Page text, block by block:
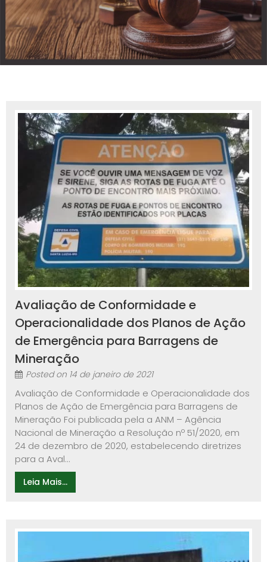
Avaliação de Conformidade e
Operacionalidade dos Planos de Ação
de Emergência para Barragens de
Mineração
Posted on 14 de janeiro de 2021
Avaliação de Conformidade e Operacionalidade dos
Planos de Ação de Emergência para Barragens de
Mineração Foi publicada pela a ANM – Agência
Nacional de Mineração a Resolução nº 51/2020, em
24 de dezembro de 2020, estabelecendo diretrizes
para a Aval...
Leia Mais...